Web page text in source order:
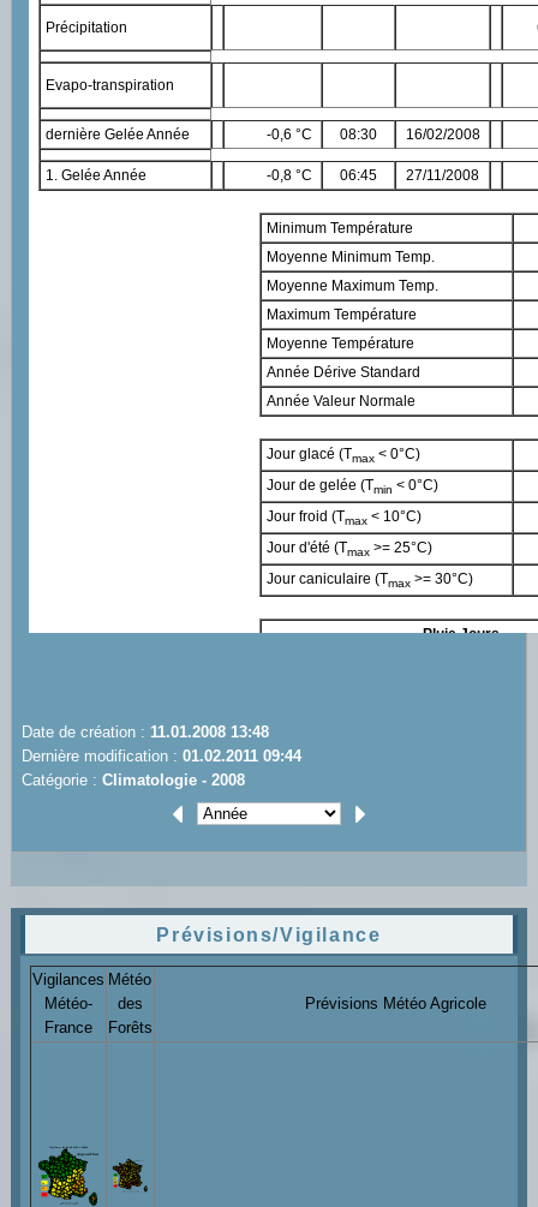
Date de création : 11.01.2008 13:48
Dernière modification : 01.02.2011 09:44
Catégorie : Climatologie - 2008
Prévisions/Vigilance
Vigilances
Météo-
France
Météo
des
Forêts
Prévisions Météo Agricole